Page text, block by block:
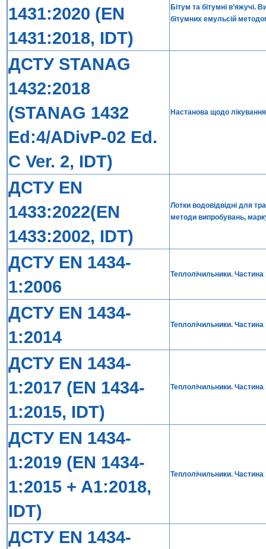
1431:2020 (EN
1431:2018, IDT)
Бітум та бітумні в’яжучі.
бітумних емульсій
ДСТУ STANAG
1432:2018
(STANAG 1432
Ed:4/ADivP-02 Ed.
C Ver. 2, IDT)
Настанова щодо
ДСТУ EN
1433:2022(EN
1433:2002, IDT)
Лотки водовідвідні для
методи випробувань,
ДСТУ EN 1434-
1:2006
Теплолічильники.
ДСТУ EN 1434-
1:2014
Теплолічильники.
ДСТУ EN 1434-
1:2017 (EN 1434-
1:2015, IDT)
Теплолічильники. Частина
ДСТУ EN 1434-
1:2019 (EN 1434-
1:2015 + A1:2018,
IDT)
Теплолічильники. Частина
ДСТУ EN 1434-